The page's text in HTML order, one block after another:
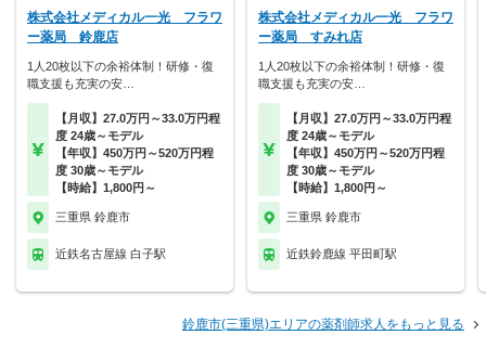
株式会社メディカル一光 フラワ
ー薬局 鈴鹿店
1人20枚以下の余裕体制！研修・復
職支援も充実の安…
【月収】27.0万円～33.0万円程
度 24歳～モデル
【年収】450万円～520万円程
度 30歳～モデル
【時給】1,800円～
三重県 鈴鹿市
近鉄名古屋線 白子駅
株式会社メディカル一光 フラワ
ー薬局 すみれ店
1人20枚以下の余裕体制！研修・復
職支援も充実の安…
【月収】27.0万円～33.0万円程
度 24歳～モデル
【年収】450万円～520万円程
度 30歳～モデル
【時給】1,800円～
三重県 鈴鹿市
近鉄鈴鹿線 平田町駅
鈴鹿市(三重県)エリアの薬剤師求人をもっと見る